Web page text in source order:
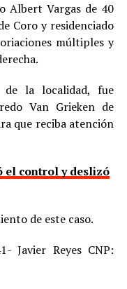
Albert Vargas de 40
Coro y residenciado
múltiples y
de la localidad, fue
Van Grieken de
que reciba atención
el control y deslizó
de este caso.
Javier Reyes CNP: